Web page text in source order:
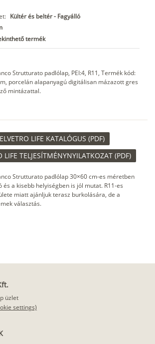
Kültér és beltér - Fagyálló
termék
Strutturato padlólap, PEI:4, R11, Termék kód:
porcelán alapanyagú digitálisan mázazott gres
mintázattal.
LIFE KATALÓGUS (PDF)
LIFE TELJESÍTMÉNYNYILATKOZAT (PDF)
Strutturato padlólap 30×60 cm-es méretben
és a kisebb helyiségben is jól mutat. R11-es
miatt ajánljuk terasz burkolására, de a
választás.
üzlet
settings)